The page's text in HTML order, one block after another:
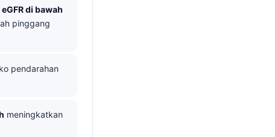
eGFR di bawah
pinggang
pendarahan
meningkatkan